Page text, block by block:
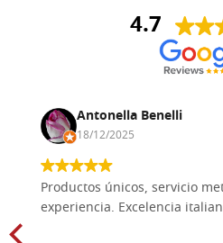
4.7
Antonella Benelli
18/12/2025
Productos únicos, servicio
experiencia. Excelencia